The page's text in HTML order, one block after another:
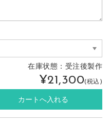
在庫状態： 受注後製作
¥21,300(税込)